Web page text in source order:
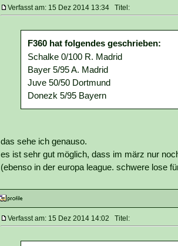
Verfasst am: 15 Dez 2014 13:34 Titel:
F360 hat folgendes geschrieben:
Schalke 0/100 R. Madrid
Bayer 5/95 A. Madrid
Juve 50/50 Dortmund
Donezk 5/95 Bayern
das sehe ich genauso.
es ist sehr gut möglich, dass im märz nur
(ebenso in der europa league. schwere lose
Verfasst am: 15 Dez 2014 14:02 Titel: